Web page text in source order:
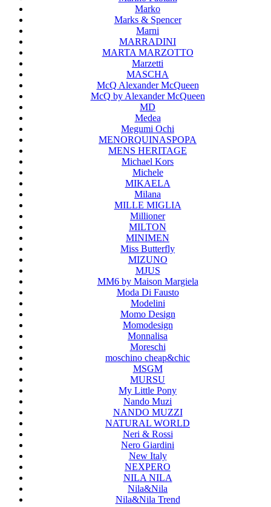
Marko
Marks & Spencer
Marni
MARRADINI
MARTA MARZOTTO
Marzetti
MASCHA
McQ Alexander McQueen
McQ by Alexander McQueen
MD
Medea
Megumi Ochi
MENORQUINASPOPA
MENS HERITAGE
Michael Kors
Michele
MIKAELA
Milana
MILLE MIGLIA
Millioner
MILTON
MINIMEN
Miss Butterfly
MIZUNO
MJUS
MM6 by Maison Margiela
Moda Di Fausto
Modelini
Momo Design
Momodesign
Monnalisa
Moreschi
moschino cheap&chic
MSGM
MURSU
My Little Pony
Nando Muzi
NANDO MUZZI
NATURAL WORLD
Neri & Rossi
Nero Giardini
New Italy
NEXPERO
NILA NILA
Nila&Nila
Nila&Nila Trend